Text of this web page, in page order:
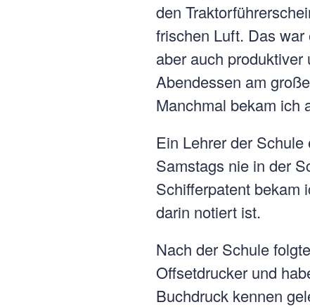
den
frischen Luft. Das
aber auch
Abendessen am
Manchmal bekam ich
Ein Lehrer der
Samstags nie in der
Schifferpatent bekam
darin notiert ist.
Nach der Schule
Offsetdrucker und
Buchdruck kennen